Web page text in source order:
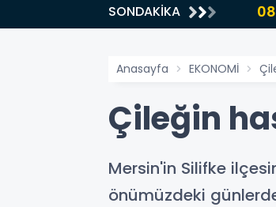
SONDAKİKA
Anasayfa EKONOMİ
Çileğin
Mersin'in Silifke
önümüzdeki